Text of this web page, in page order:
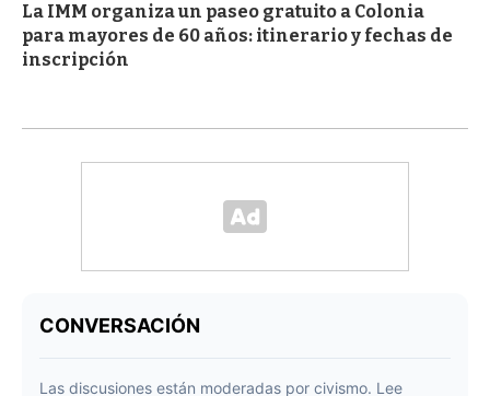
La IMM organiza un paseo gratuito a Colonia
para mayores de 60 años: itinerario y fechas de
inscripción